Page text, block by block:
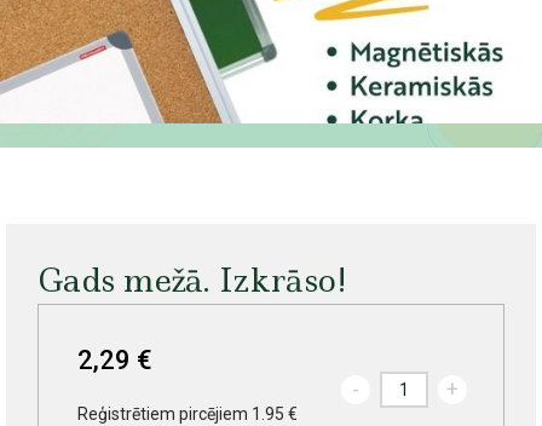
Gads mežā. Izkrāso!
2,29 €
Reģistrētiem pircējiem 1.95 €
- +